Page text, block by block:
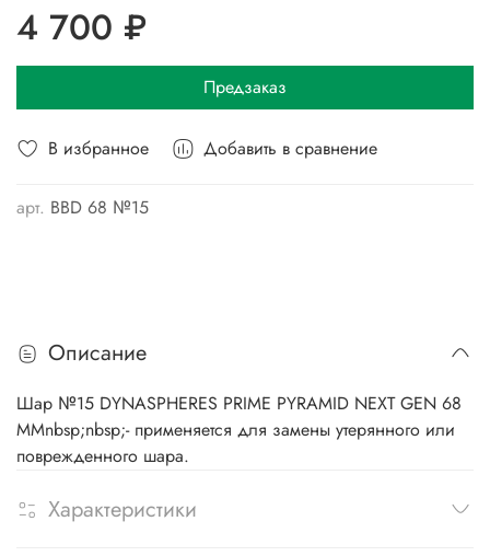
В избранное Добавить в сравнение
арт. BBD 68 №15
4 700 ₽
Предзаказ
Описание
Шар №15 DYNASPHERES PRIME PYRAMID NEXT GEN 68
ММnbsp;nbsp;- применяется для замены утерянного или
поврежденного шара.
Характеристики